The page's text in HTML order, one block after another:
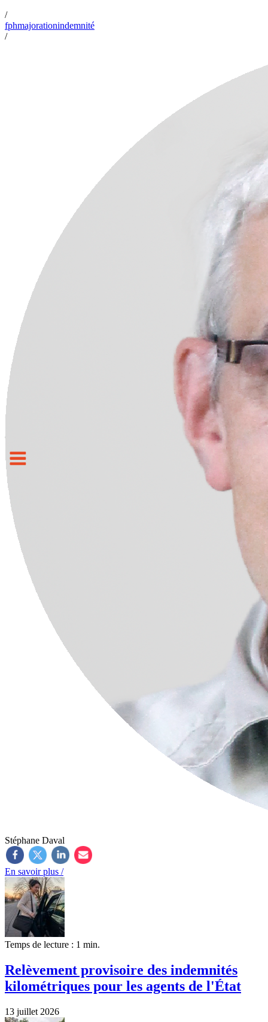
/
fphmajorationindemnité
/
Stéphane Daval
En savoir plus /
Temps de lecture : 1 min.
Relèvement provisoire des indemnités
kilométriques pour les agents de l'État
13 juillet 2026